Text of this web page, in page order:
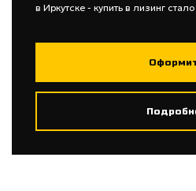
в Иркутске - купить в лизинг